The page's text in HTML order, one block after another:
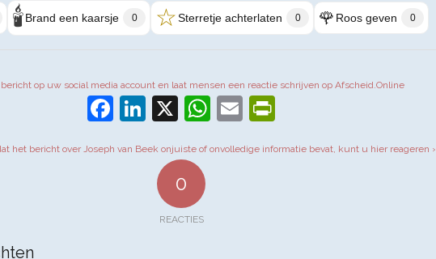
🕯️Brand een kaarsje 0 ☆Sterretje achterlaten 0 🌹 Roos geven 0
op uw social media account en laat mensen een reactie schrijven op Afscheid.Online
Facebook
LinkedIn
X WhatsApp
Email
het bericht over Joseph van Beek onjuiste of onvolledige informatie bevat, kunt u hier reageren ›
0
REACTIES